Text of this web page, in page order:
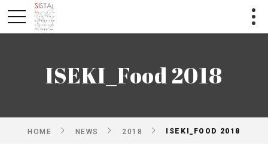
ISEKI_Food 2018
HOME NEWS 2018 ISEKI_FOOD 2018